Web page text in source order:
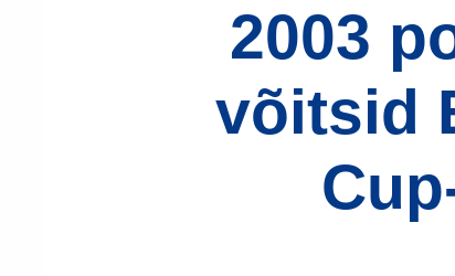
2003
võitsid